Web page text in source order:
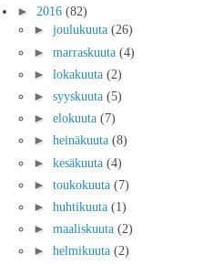
► 2016 (82)
► joulukuuta (26)
► marraskuuta (4)
► lokakuuta (2)
► syyskuuta (5)
► elokuuta (7)
► heinäkuuta (8)
► kesäkuuta (4)
► toukokuuta (7)
► huhtikuuta (1)
► maaliskuuta (2)
► helmikuuta (2)